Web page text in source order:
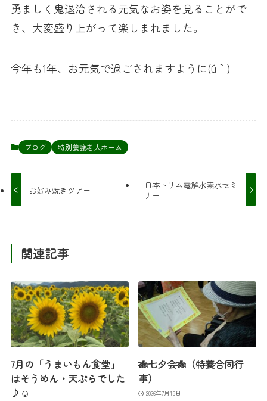
勇ましく鬼退治される元気なお姿を見ることがで
き、大変盛り上がって楽しまれました。
今年も1年、お元気で過ごされますように(´u｀)
ブログ 特別養護老人ホーム
お好み焼きツアー
日本トリム電解水素水セミ
ナー
関連記事
7月の「うまいもん食堂」
はそうめん・天ぷらでした
♪☺
🎋七夕会🎋（特養合同行
事）
2026年7月15日